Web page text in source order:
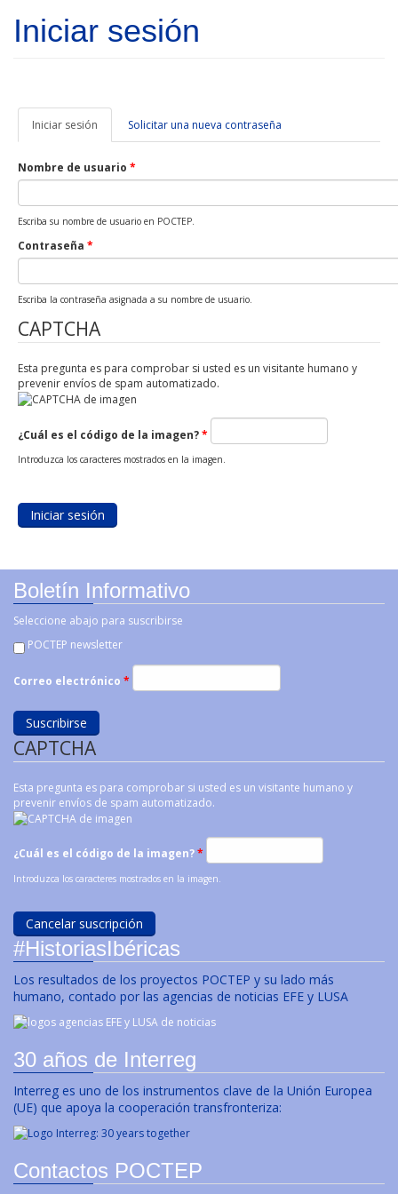
Iniciar sesión
Iniciar sesión (solapa
activa)
Solicitar una nueva contraseña
Nombre de usuario *
Escriba su nombre de usuario en POCTEP.
Contraseña *
Escriba la contraseña asignada a su nombre de usuario.
CAPTCHA
Esta pregunta es para comprobar si usted es un visitante humano y
prevenir envíos de spam automatizado.
¿Cuál es el código de la imagen?*
Introduzca los caracteres mostrados en la imagen.
Boletín Informativo
Seleccione abajo para suscribirse
POCTEP newsletter
Correo electrónico *
CAPTCHA
Esta pregunta es para comprobar si usted es un visitante humano y
prevenir envíos de spam automatizado.
¿Cuál es el código de la imagen?*
Introduzca los caracteres mostrados en la imagen.
#HistoriasIbéricas
Los resultados de los proyectos POCTEP y su lado más
humano, contado por las agencias de noticias EFE y LUSA
30 años de Interreg
Interreg es uno de los instrumentos clave de la Unión Europea
(UE) que apoya la cooperación transfronteriza:
Contactos POCTEP